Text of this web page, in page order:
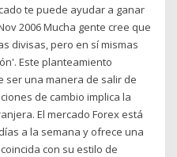
te puede ayudar a ganar
2006 Mucha gente cree que
divisas, pero en sí mismas
Este planteamiento
ser una manera de salir de
de cambio implica la
El mercado Forex está
a la semana y ofrece una
con su estilo de